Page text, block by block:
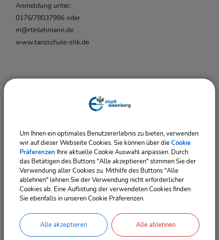
Anmeldung unter:
0176/78037986 oder
m@rtinlehmann.de
www.tanzschule-shk.de
OpenStreetMap wird derzeit
nicht angezeigt
Um Ihnen ein optimales Benutzererlebnis zu bieten, verwenden
wir auf dieser Webseite Cookies. Sie können über dieCookie
Präferenzen Ihre aktuelle Cookie Auswahl anpassen. Durch
das Betätigen des Buttons "Alle akzeptieren" stimmen Sie der
Verwendung aller Cookies zu. Mithilfe des Buttons "Alle
ablehnen" lehnen Sie der Verwendung nicht erforderlicher
Cookies ab. Eine Auflistung der verwendeten Cookies finden
Sie ebenfalls in unseren Cookie Präferenzen.
Alle akzeptieren Alle ablehnen